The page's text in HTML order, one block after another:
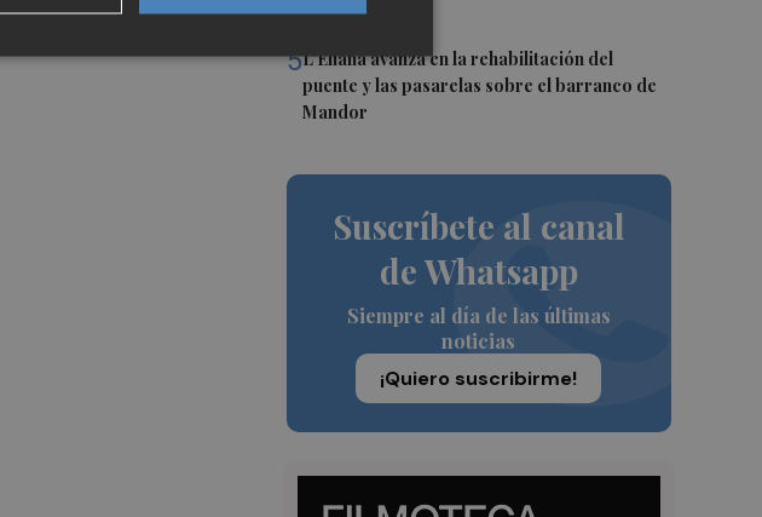
chips Terafab
5L'Eliana avanza en la rehabilitación del
puente y las pasarelas sobre el barranco de
Mandor
Suscríbete al canal
de Whatsapp
Siempre al día de las últimas
noticias
¡Quiero suscribirme!